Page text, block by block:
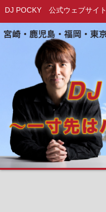
DJ POCKY 公式ウェブサイト